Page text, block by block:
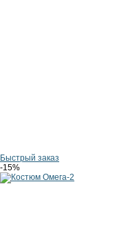
Быстрый заказ
-15%